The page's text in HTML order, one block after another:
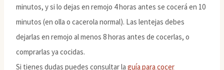
minutos, y si lo dejas en remojo 4 horas antes se cocerá en 10
minutos (en olla o cacerola normal). Las lentejas debes
dejarlas en remojo al menos 8 horas antes de cocerlas, o
comprarlas ya cocidas.
Si tienes dudas puedes consultar la guía para cocer